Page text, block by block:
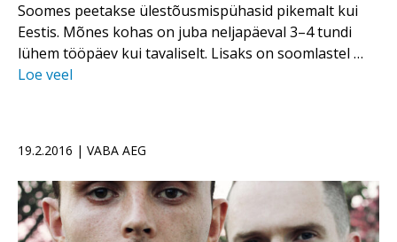
Soomes peetakse ülestõusmispühasid pikemalt kui
Eestis. Mõnes kohas on juba neljapäeval 3–4 tundi
lühem tööpäev kui tavaliselt. Lisaks on soomlastel …
Loe veel
19.2.2016 | VABA AEG